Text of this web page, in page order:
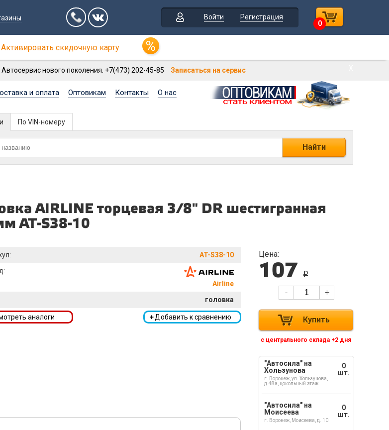
Войти
Регистрация
0
Активировать скидочную карту
нового поколения. +7(473) 202-45-85 Записаться на сервис
и оплата Оптовикам Контакты О нас
Найти
По VIN-номеру
AIRLINE торцевая 3/8" DR шестигранная
AT-S38-10
AT-S38-10
Airline
головка
+Добавить к сравнению
аналоги
Цена:
107 i
- +
Купить
с центрального склада +2 дня
"Автосила" на
Хользунова
г. Воронеж, ул. Хользунова,
д.48а, цокольный этаж
0
шт.
"Автосила" на
Моисеева
г. Воронеж, Моисеева, д. 10
0
шт.